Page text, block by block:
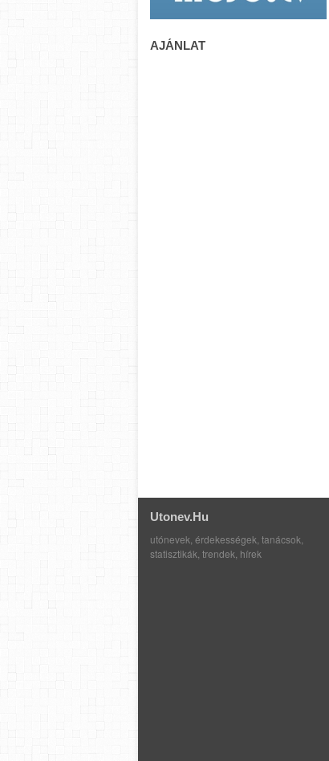
AJÁNLAT
Utonev.hu
utónevek, érdekességek, tanácsok,
statisztikák, trendek, hírek